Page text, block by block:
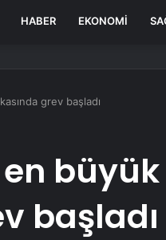
HABER EKONOMI
grev başladı
en büyük
başladı